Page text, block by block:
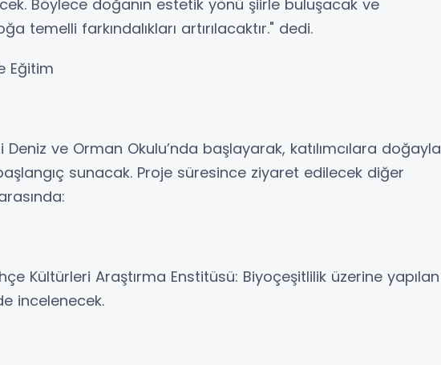
Böylece doğanın estetik yönü şiirle buluşacak ve
temelli farkındalıkları artırılacaktır." dedi.
Eğitim
Deniz ve Orman Okulu’nda başlayarak, katılımcılara doğayla
sunacak. Proje süresince ziyaret edilecek diğer
Kültürleri Araştırma Enstitüsü: Biyoçeşitlilik üzerine yapılan
incelenecek.